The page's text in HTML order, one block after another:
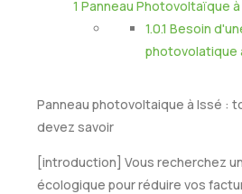
1 Panneau Photovoltaïque
1.0.1 Besoin
photovolatique
Panneau photovoltaique à Issé :
devez savoir
[introduction] Vous recherchez
écologique pour réduire vos